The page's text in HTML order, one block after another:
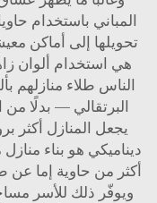
المباني باستخدام
تحويلها إلى أماكن
هي استخدام ألوان
الناس طلاء منازلهم
البرتقالي — بدلًا من
يجعل المنازل أكثر
ديناميكي هو بناء
أكثر من حاوية إما عن
ويوفّر ذلك للأسر